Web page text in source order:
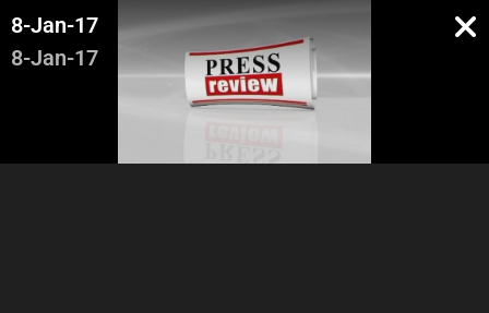
8-Jan-17
8-Jan-17